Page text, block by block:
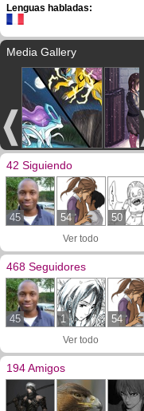
Lenguas habladas:
Media Gallery
42 Siguiendo
45 54 50
Ver todo
468 Seguidores
45 1 54
Ver todo
194 Amigos